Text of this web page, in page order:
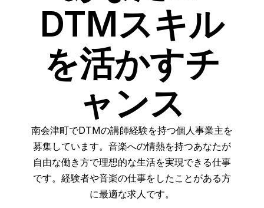
DTMスキル
を活かすチ
ャンス
南会津町でDTMの講師経験を持つ個人事業主を
募集しています。音楽への情熱を持つあなたが
自由な働き方で理想的な生活を実現できる仕事
です。経験者や音楽の仕事をしたことがある方
に最適な求人です。